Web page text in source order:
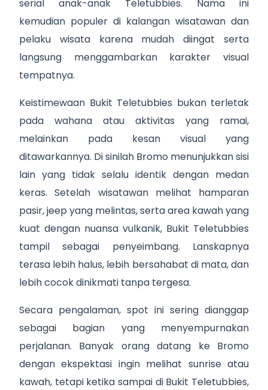
serial anak-anak Teletubbies. Nama ini
kemudian populer di kalangan wisatawan dan
pelaku wisata karena mudah diingat serta
langsung menggambarkan karakter visual
tempatnya.
Keistimewaan Bukit Teletubbies bukan terletak
pada wahana atau aktivitas yang ramai,
melainkan pada kesan visual yang
ditawarkannya. Di sinilah Bromo menunjukkan sisi
lain yang tidak selalu identik dengan medan
keras. Setelah wisatawan melihat hamparan
pasir, jeep yang melintas, serta area kawah yang
kuat dengan nuansa vulkanik, Bukit Teletubbies
tampil sebagai penyeimbang. Lanskapnya
terasa lebih halus, lebih bersahabat di mata, dan
lebih cocok dinikmati tanpa tergesa.
Secara pengalaman, spot ini sering dianggap
sebagai bagian yang menyempurnakan
perjalanan. Banyak orang datang ke Bromo
dengan ekspektasi ingin melihat sunrise atau
kawah, tetapi ketika sampai di Bukit Teletubbies,